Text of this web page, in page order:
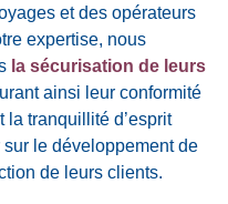
et des opérateurs
expertise, nous
la sécurisation de leurs
ainsi leur conformité
la tranquillité d’esprit
le développement de
de leurs clients.